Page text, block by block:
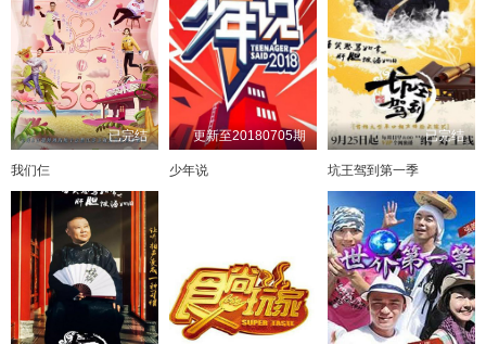
已完结
我们仨
更新至20180705期
少年说
已完结
坑王驾到第一季